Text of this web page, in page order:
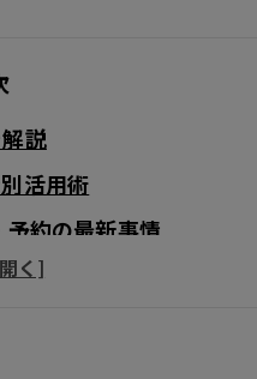
説
活用術
約の最新事情
較ポイントとチェック